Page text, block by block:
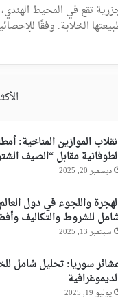
تقع في المحيط
الخلابة. وفقًا
الموازين المناخية:
مقابل “الصيف
ديسمبر 20, 2025
للشروط والتكاليف
سبتمبر 13, 2025
سوريا: تحليل شامل
يوليو 19, 2025